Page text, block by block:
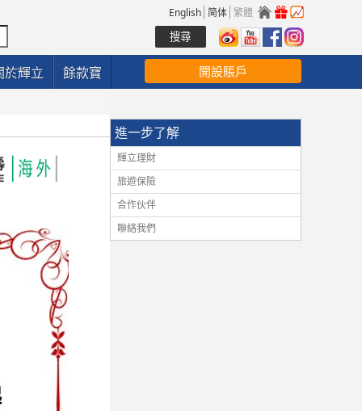
English 简体 繁體
於輝立 餘款寶 開設賬戶
進一步了解
輝立理財
旅遊保險
合作伙伴
聯絡我們